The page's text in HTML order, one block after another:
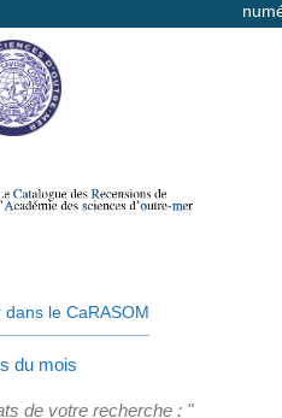
dans le CaRASOM
du mois
de votre recherche : "